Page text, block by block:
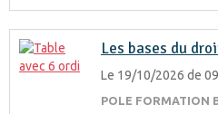
Les bases du
Le 19/10/2026 de
POLE FORMATION